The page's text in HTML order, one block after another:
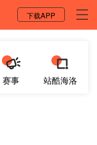
下载APP
赛事 站酷海洛